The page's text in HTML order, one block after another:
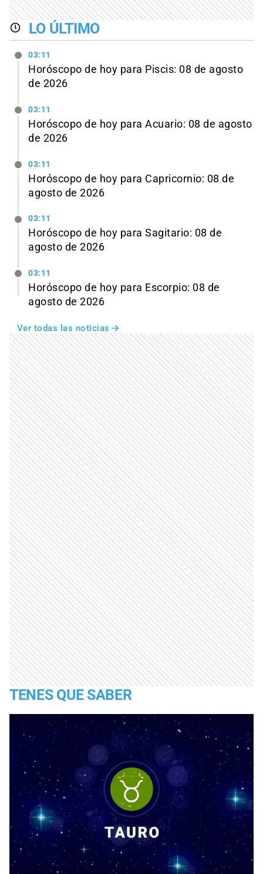
LO ÚLTIMO
03:11
Horóscopo de hoy para Piscis: 08 de agosto
de 2026
03:11
Horóscopo de hoy para Acuario: 08 de agosto
de 2026
03:11
Horóscopo de hoy para Capricornio: 08 de
agosto de 2026
03:11
Horóscopo de hoy para Sagitario: 08 de
agosto de 2026
03:11
Horóscopo de hoy para Escorpio: 08 de
agosto de 2026
Ver todas las noticias
TENES QUE SABER